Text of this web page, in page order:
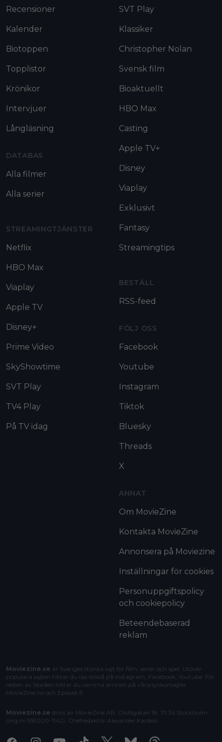
Recensioner
Kalender
Biotoppen
Topplistor
Krönikor
Intervjuer
Långläsning
DATABAS
Alla filmer
Alla serier
STREAMINGTJÄNSTER
Netflix
HBO Max
Viaplay
Apple TV
Disney+
Prime Video
SkyShowtime
SVT Play
TV4 Play
På TV idag
SVT Play
Klassiker
Christopher Nolan
Svensk film
Bioaktuellt
HBO Max
Casting
Apple TV+
Disney
Viaplay
Exklusivt
Fantasy
Streamingtips
BESTÄLL
RSS-feed
FÖLJ OSS
Facebook
Youtube
Instagram
Tiktok
Bluesky
Threads
X
ANNAT
Om MovieZine
Kontakta MovieZine
Annonsera på Moviezine
Inställningar för cookies
Personuppgiftspolicy
och cookiepolicy
Beteendebaserad
reklam
Moviezine.se är Sveriges största sajt för film, serier och spel. Utöver
populära sajten hittar du oss också på Instagram, Facebook, Youtube. För
resten av Norden hittar du samma ämnen på våra syskonsajter
MovieZine.no och Episodi.fi
Moviezine.se drivs av MovieZine AB, Olofsgatan 18, 111 36 Stockholm
(org.nr 559200-1142). Chefredaktör Alexander Kardelo